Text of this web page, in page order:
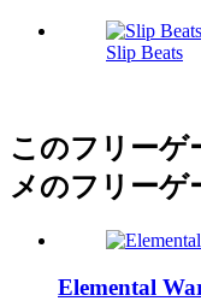
Slip Beats
このフリーゲ
メのフリーゲ
Elemental